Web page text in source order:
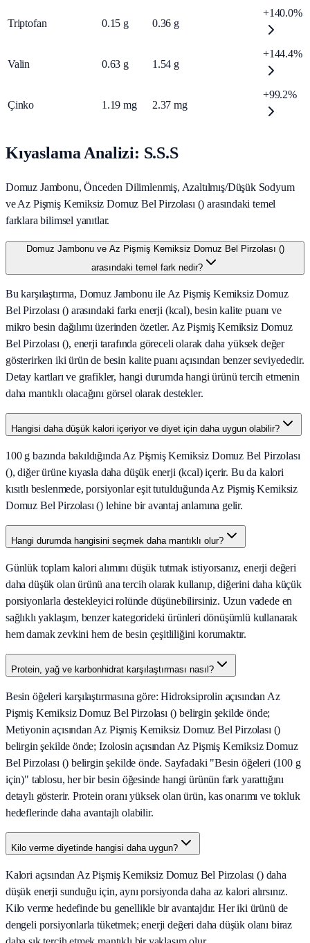
Triptofan 0.15 g 0.36 g
+140.0%
Valin 0.63 g 1.54 g
+144.4%
Çinko 1.19 mg 2.37 mg
+99.2%
Kıyaslama Analizi: S.S.S
Domuz Jambonu, Önceden Dilimlenmiş, Azaltılmış/Düşük Sodyum
ve Az Pişmiş Kemiksiz Domuz Bel Pirzolası () arasındaki temel
farklara bilimsel yanıtlar.
Domuz Jambonu ve Az Pişmiş Kemiksiz Domuz Bel Pirzolası ()
arasındaki temel fark nedir?
Bu karşılaştırma, Domuz Jambonu ile Az Pişmiş Kemiksiz Domuz
Bel Pirzolası () arasındaki farkı enerji (kcal), besin kalite puanı ve
mikro besin dağılımı üzerinden özetler. Az Pişmiş Kemiksiz Domuz
Bel Pirzolası (), enerji tarafında göreceli olarak daha yüksek değer
gösterirken iki ürün de besin kalite puanı açısından benzer seviyededir.
Detay kartları ve grafikler, hangi durumda hangi ürünü tercih etmenin
daha mantıklı olacağını görsel olarak destekler.
Hangisi daha düşük kalori içeriyor ve diyet için daha uygun olabilir?
100 g bazında bakıldığında Az Pişmiş Kemiksiz Domuz Bel Pirzolası
(), diğer ürüne kıyasla daha düşük enerji (kcal) içerir. Bu da kalori
kısıtlı beslenmede, porsiyonlar eşit tutulduğunda Az Pişmiş Kemiksiz
Domuz Bel Pirzolası () lehine bir avantaj anlamına gelir.
Hangi durumda hangisini seçmek daha mantıklı olur?
Günlük toplam kalori alımını düşük tutmak istiyorsanız, enerji değeri
daha düşük olan ürünü ana tercih olarak kullanıp, diğerini daha küçük
porsiyonlarla destekleyici rolünde düşünebilirsiniz. Uzun vadede en
sağlıklı yaklaşım, benzer kategorideki ürünleri dönüşümlü kullanarak
hem damak zevkini hem de besin çeşitliliğini korumaktır.
Protein, yağ ve karbonhidrat karşılaştırması nasıl?
Besin öğeleri karşılaştırmasına göre: Hidroksiprolin açısından Az
Pişmiş Kemiksiz Domuz Bel Pirzolası () belirgin şekilde önde;
Metiyonin açısından Az Pişmiş Kemiksiz Domuz Bel Pirzolası ()
belirgin şekilde önde; Izolosin açısından Az Pişmiş Kemiksiz Domuz
Bel Pirzolası () belirgin şekilde önde. Sayfadaki "Besin öğeleri (100 g
için)" tablosu, her bir besin öğesinde hangi ürünün fark yarattığını
detaylı gösterir. Protein oranı yüksek olan ürün, kas onarımı ve tokluk
hedeflerinde daha avantajlı olabilir.
Kilo verme diyetinde hangisi daha uygun?
Kalori açısından Az Pişmiş Kemiksiz Domuz Bel Pirzolası () daha
düşük enerji sunduğu için, aynı porsiyonda daha az kalori alırsınız.
Kilo verme hedefinde bu genellikle bir avantajdır. Her iki ürünü de
dengeli porsiyonlarla tüketmek; enerji değeri daha düşük olanı biraz